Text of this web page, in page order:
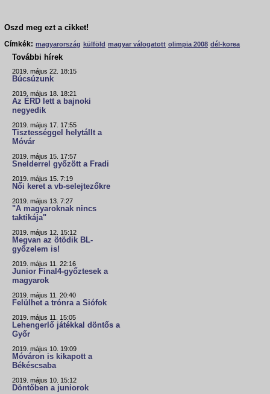
Oszd meg ezt a cikket!
Címkék: magyarország külföld magyar válogatott olimpia 2008 dél-korea
További hírek
2019. május 22. 18:15
Búcsúzunk
2019. május 18. 18:21
Az ÉRD lett a bajnoki
negyedik
2019. május 17. 17:55
Tisztességgel helytállt a
Móvár
2019. május 15. 17:57
Snelderrel győzött a Fradi
2019. május 15. 7:19
Női keret a vb-selejtezőkre
2019. május 13. 7:27
"A magyaroknak nincs
taktikája"
2019. május 12. 15:12
Megvan az ötödik BL-
győzelem is!
2019. május 11. 22:16
Junior Final4-győztesek a
magyarok
2019. május 11. 20:40
Felülhet a trónra a Siófok
2019. május 11. 15:05
Lehengerlő játékkal döntős a
Győr
2019. május 10. 19:09
Móváron is kikapott a
Békéscsaba
2019. május 10. 15:12
Döntőben a juniorok